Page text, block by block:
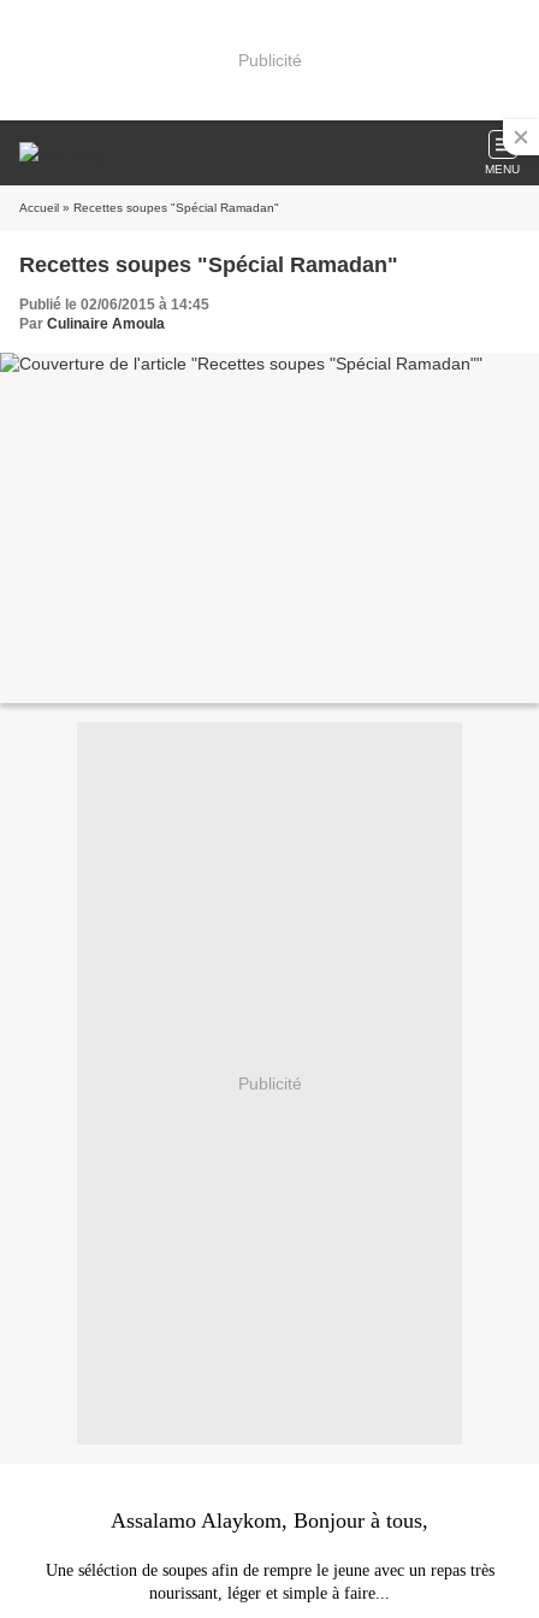
Publicité
MENU
Accueil » Recettes soupes "Spécial Ramadan"
Recettes soupes "Spécial Ramadan"
Publié le 02/06/2015 à 14:45
Par Culinaire Amoula
Publicité
Assalamo Alaykom, Bonjour à tous,
Une séléction de soupes afin de rempre le jeune avec un repas très
nourissant, léger et simple à faire...